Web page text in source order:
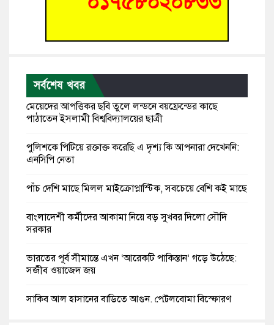
সর্বশেষ খবর
মেয়েদের আপত্তিকর ছবি তুলে লন্ডনে বয়ফ্রেন্ডের কাছে
পাঠাতেন ইসলামী বিশ্ববিদ্যালয়ের ছাত্রী
পুলিশকে পিটিয়ে রক্তাক্ত করেছি এ দৃশ্য কি আপনারা দেখেননি:
এনসিপি নেতা
পাঁচ দেশি মাছে মিলল মাইক্রোপ্লাস্টিক, সবচেয়ে বেশি কই মাছে
বাংলাদেশী কর্মীদের আকামা নিয়ে বড় সুখবর দিলো সৌদি
সরকার
ভারতের পূর্ব সীমান্তে এখন ‘আরেকটি পাকিস্তান’ গড়ে উঠেছে:
সজীব ওয়াজেদ জয়
সাকিব আল হাসানের বাড়িতে আগুন, পেট্রলবোমা বিস্ফোরণ